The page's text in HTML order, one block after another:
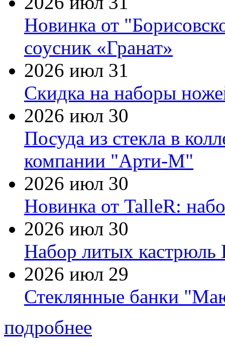
Новинка от
соусник «Гранат»
2026 июл 31
Скидка на наборы
2026 июл 30
Посуда из стекла в
компании "Арти-М"
2026 июл 30
Новинка от TalleR:
2026 июл 30
Набор литых кастрюль
2026 июл 29
Стеклянные банки
подробнее